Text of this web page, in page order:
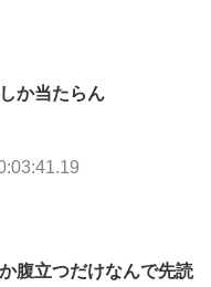
か当たらん
腹立つだけなんで先読